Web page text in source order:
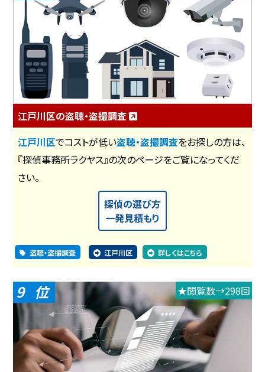
江戸川区の盗聴・盗撮調査
江戸川区でコストが低い盗聴・盗撮調査をお探しの方は、
『探偵事務所ラクヤス』の次のページをご覧になってくだ
さい。
探偵の選び方
一発見積もり
盗聴・盗撮調査 江戸川区 詳しくはこちら
9 ★閲覧数→298回